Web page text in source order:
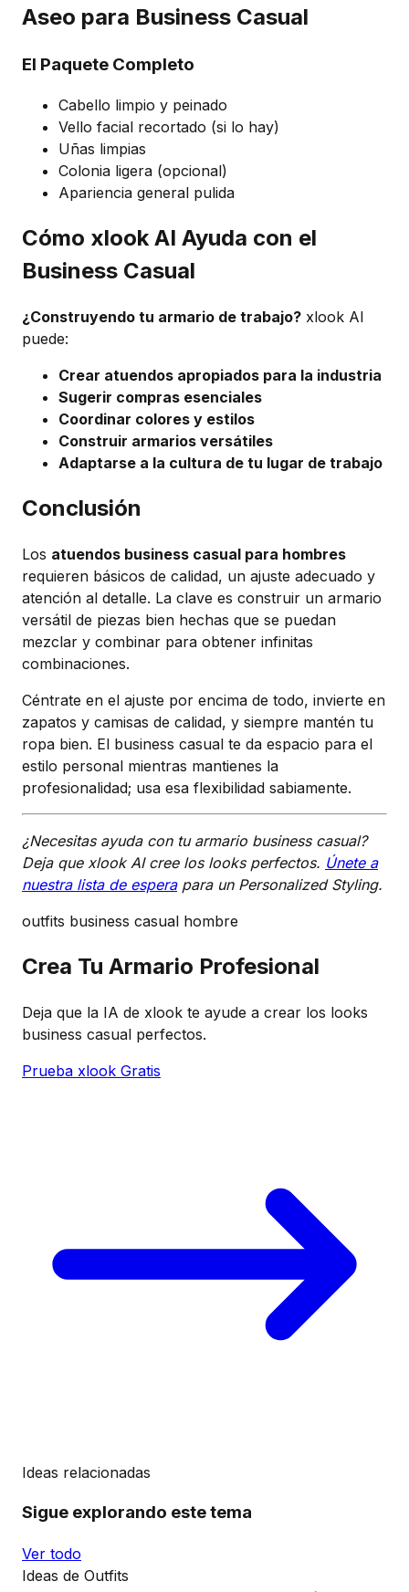
Aseo para Business Casual
El Paquete Completo
Cabello limpio y peinado
Vello facial recortado (si lo hay)
Uñas limpias
Colonia ligera (opcional)
Apariencia general pulida
Cómo xlook AI Ayuda con el
Business Casual
¿Construyendo tu armario de trabajo? xlook AI
puede:
Crear atuendos apropiados para la industria
Sugerir compras esenciales
Coordinar colores y estilos
Construir armarios versátiles
Adaptarse a la cultura de tu lugar de trabajo
Conclusión
Los atuendos business casual para hombres
requieren básicos de calidad, un ajuste adecuado y
atención al detalle. La clave es construir un armario
versátil de piezas bien hechas que se puedan
mezclar y combinar para obtener infinitas
combinaciones.
Céntrate en el ajuste por encima de todo, invierte en
zapatos y camisas de calidad, y siempre mantén tu
ropa bien. El business casual te da espacio para el
estilo personal mientras mantienes la
profesionalidad; usa esa flexibilidad sabiamente.
¿Necesitas ayuda con tu armario business casual?
Deja que xlook AI cree los looks perfectos. Únete a
nuestra lista de esperapara un Personalized Styling.
outfits business casual hombre
Crea Tu Armario Profesional
Deja que la IA de xlook te ayude a crear los looks
business casual perfectos.
Prueba xlook Gratis
Ideas relacionadas
Sigue explorando este tema
Ver todo
Ideas de Outfits